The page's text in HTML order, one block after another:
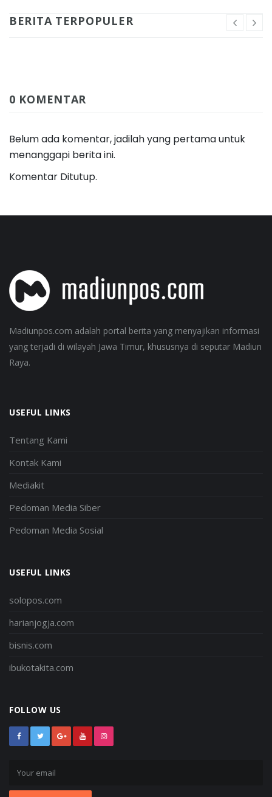
BERITA TERPOPULER
0 KOMENTAR
Belum ada komentar, jadilah yang pertama untuk
menanggapi berita ini.
Komentar Ditutup.
Madiunpos.com adalah portal berita yang menyajikan informasi
yang terjadi di wilayah Jawa Timur, khususnya di seputar Madiun
Raya.
USEFUL LINKS
Tentang Kami
Kontak Kami
Mediakit
Pedoman Media Siber
Pedoman Media Sosial
USEFUL LINKS
solopos.com
harianjogja.com
bisnis.com
ibukotakita.com
FOLLOW US